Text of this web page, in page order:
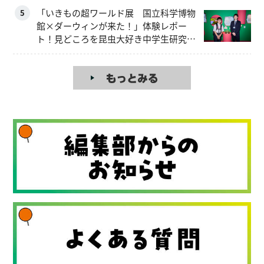
5
「いきもの超ワールド展 国立科学博物
館×ダーウィンが来た！」体験レポー
ト！見どころを昆虫大好き中学生研究員
が解説